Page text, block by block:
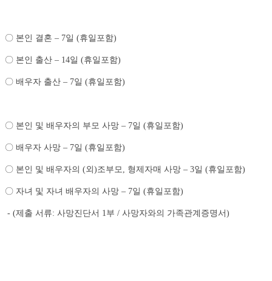
〇 본인 결혼 – 7일 (휴일포함)
〇 본인 출산 – 14일 (휴일포함)
〇 배우자 출산 – 7일 (휴일포함)
〇 본인 및 배우자의 부모 사망 – 7일 (휴일포함)
〇 배우자 사망 – 7일 (휴일포함)
〇 본인 및 배우자의 (외)조부모, 형제자매 사망 – 3일 (휴일포함)
〇 자녀 및 자녀 배우자의 사망 – 7일 (휴일포함)
- (제출 서류: 사망진단서 1부 / 사망자와의 가족관계증명서)